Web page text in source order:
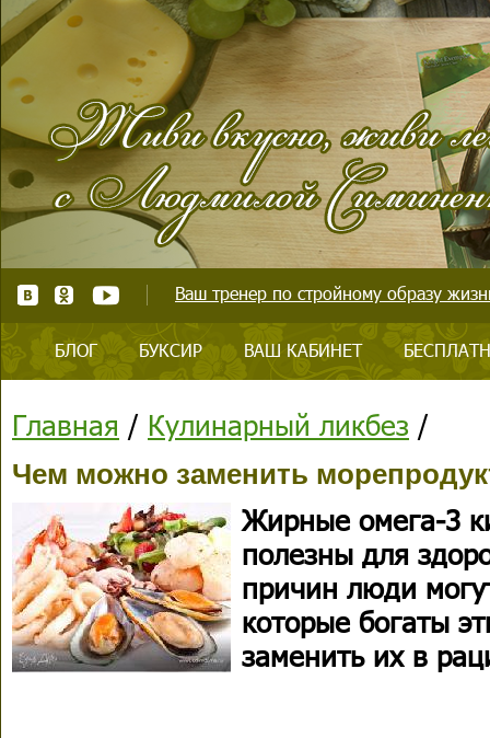
Ваш тренер по стройному образу
БЛОГ БУКСИР ВАШ КАБИНЕТ
Главная / Кулинарный ликбез /
Чем можно заменить
Жирные омега-3
полезны для
причин люди
которые богаты
заменить их в